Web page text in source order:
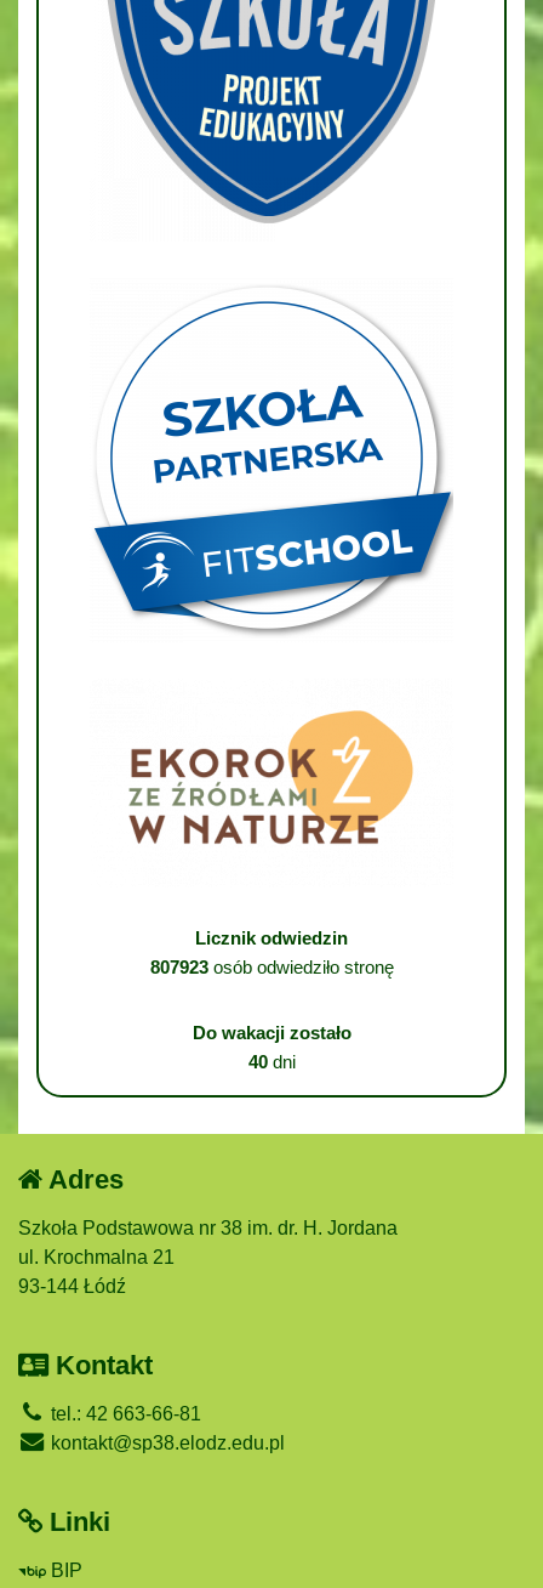
Licznik odwiedzin
807923osób odwiedziło stronę
Do wakacji zostało
40dni
Adres
Szkoła Podstawowa nr 38 im. dr. H. Jordana
ul. Krochmalna 21
93-144 Łódź
Kontakt
tel.: 42 663-66-81
kontakt@sp38.elodz.edu.pl
Linki
BIP